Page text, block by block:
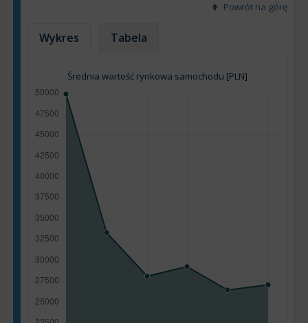
Powrót na górę
Wykres Tabela
Średnia wartość rynkowa samochodu [PLN]